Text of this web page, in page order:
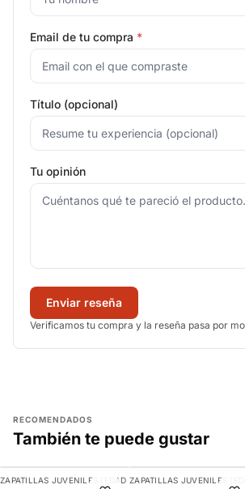
Email de tu compra *
Título (opcional)
Tu opinión
Enviar reseña
Verificamos tu compra y la reseña pasa por
RECOMENDADOS
También te puede gustar
-9%
AGREGAR
ZAPATILLAS JUVENILES (EDAD
-10%
AGREGAR
ZAPATILLAS JUVENILES